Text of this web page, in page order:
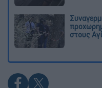
στους